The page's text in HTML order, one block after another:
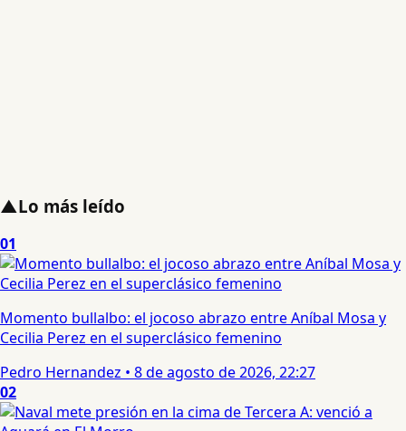
▲Lo más leído
01
Momento bullalbo: el jocoso abrazo entre Aníbal Mosa y
Cecilia Perez en el superclásico femenino
Pedro Hernandez • 8 de agosto de 2026, 22:27
02